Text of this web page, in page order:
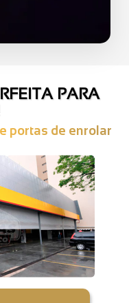
PARA
portas de enrolar